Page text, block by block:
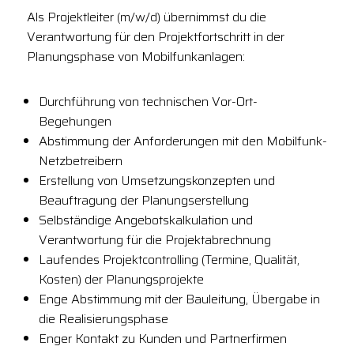
Als Projektleiter (m/w/d) übernimmst du die
Verantwortung für den Projektfortschritt in der
Planungsphase von Mobilfunkanlagen:
Durchführung von technischen Vor-Ort-
Begehungen
Abstimmung der Anforderungen mit den Mobilfunk-
Netzbetreibern
Erstellung von Umsetzungskonzepten und
Beauftragung der Planungserstellung
Selbständige Angebotskalkulation und
Verantwortung für die Projektabrechnung
Laufendes Projektcontrolling (Termine, Qualität,
Kosten) der Planungsprojekte
Enge Abstimmung mit der Bauleitung, Übergabe in
die Realisierungsphase
Enger Kontakt zu Kunden und Partnerfirmen